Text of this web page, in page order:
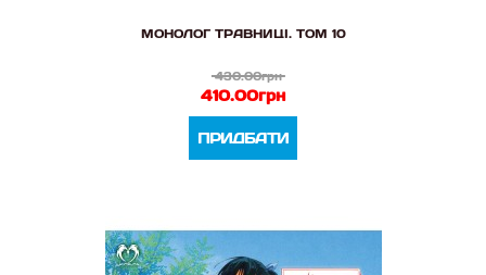
МОНОЛОГ ТРАВНИЦІ. ТОМ 10
430.00грн
410.00грн
ПРИДБАТИ